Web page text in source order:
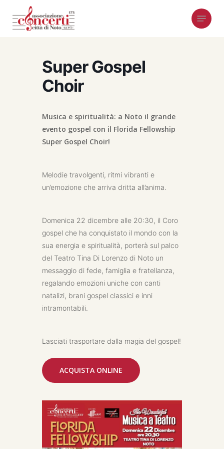
main
Menu
Super Gospel
Choir
Musica e spiritualità: a Noto il grande
evento gospel con il Florida Fellowship
Super Gospel Choir!
Melodie travolgenti, ritmi vibranti e
un’emozione che arriva dritta all’anima.
Domenica 22 dicembre alle 20:30, il Coro
gospel che ha conquistato il mondo con la
sua energia e spiritualità, porterà sul palco
del Teatro Tina Di Lorenzo di Noto un
messaggio di fede, famiglia e fratellanza,
regalando emozioni uniche con canti
natalizi, brani gospel classici e inni
intramontabili.
Lasciati trasportare dalla magia del gospel!
ACQUISTA ONLINE